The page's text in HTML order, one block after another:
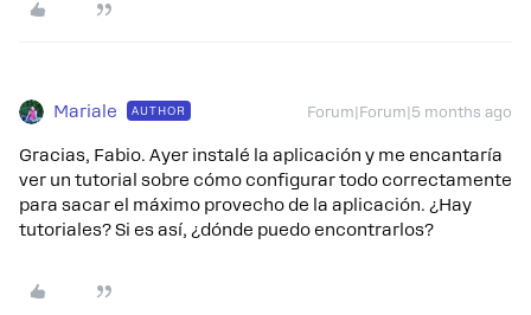
Mariale AUTHOR Forum|Forum|5 months ago
Gracias, Fabio. Ayer instalé la aplicación y me encantaría
ver un tutorial sobre cómo configurar todo correctamente
para sacar el máximo provecho de la aplicación. ¿Hay
tutoriales? Si es así, ¿dónde puedo encontrarlos?